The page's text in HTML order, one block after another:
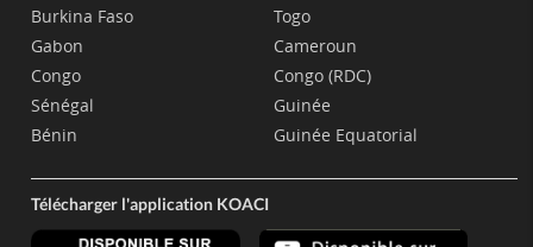
Burkina Faso
Gabon
Congo
Sénégal
Bénin
Togo
Cameroun
Congo (RDC)
Guinée
Guinée Equatorial
Télécharger l'application KOACI